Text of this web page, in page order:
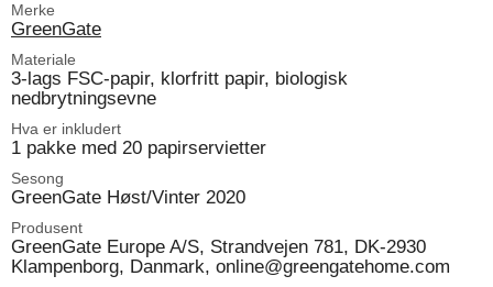
Merke
GreenGate
Materiale
3-lags FSC-papir, klorfritt papir, biologisk
nedbrytningsevne
Hva er inkludert
1 pakke med 20 papirservietter
Sesong
GreenGate Høst/Vinter 2020
Produsent
GreenGate Europe A/S, Strandvejen 781, DK-2930
Klampenborg, Danmark, online@greengatehome.com